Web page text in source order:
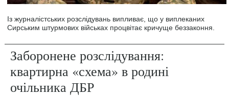
Із журналістських розслідувань випливає, що у виплеканих
Сирським штурмових військах процвітає кричуще беззаконня.
Заборонене розслідування:
квартирна «схема» в родині
очільника ДБР